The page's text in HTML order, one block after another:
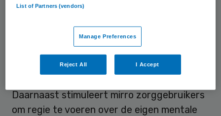
De ambitie van mirro is hierbij dat ieder
individu gegarandeerd is van dezelfde
zorgstandaard.
Daarnaast stimuleert mirro zorggebruikers
om regie te voeren over de eigen mentale
List of Partners (vendors)
Manage Preferences
Reject All I Accept